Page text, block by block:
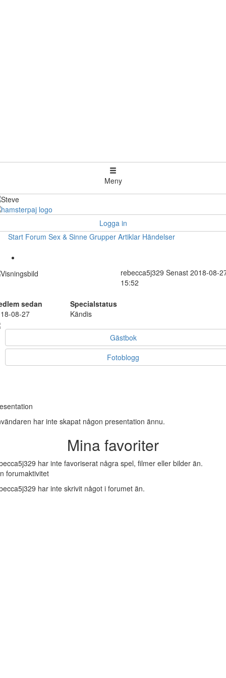
Meny
Logga in
Start Forum Sex & Sinne Grupper Artiklar Händelser
rebecca5j329 Senast 2018-08-
15:52
sedan
Specialstatus
08-27
Kändis
Gästbok
Fotoblogg
har inte skapat någon presentation ännu.
Mina favoriter
har inte favoriserat några spel, filmer eller bilder än.
forumaktivitet
har inte skrivit något i forumet än.